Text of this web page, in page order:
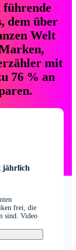
führende
dem über
Welt
mit
76 % an
jährlich
frei, die
sind. Video